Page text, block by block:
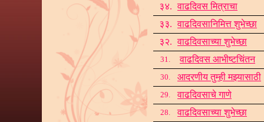
३४. वाढदिवस मित्राचा
३३. वाढदिवसानिमित्त शुभेच्छा
३२. वाढदिवसाच्या शुभेच्छा
31. वाढदिवस आभीष्टचिंतन
30. आदरणीय तुम्ही मझ्यासाठ
29. वाढदिवसाचे गाणे
28. वाढदिवसाच्या शुभेच्छा